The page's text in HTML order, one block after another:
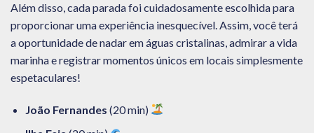
Além disso, cada parada foi cuidadosamente escolhida para
proporcionar uma experiência inesquecível. Assim, você terá
a oportunidade de nadar em águas cristalinas, admirar a vida
marinha e registrar momentos únicos em locais simplesmente
espetaculares!
João Fernandes (20 min)